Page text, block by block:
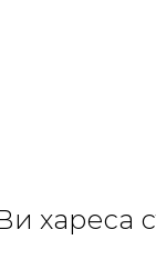
хареса